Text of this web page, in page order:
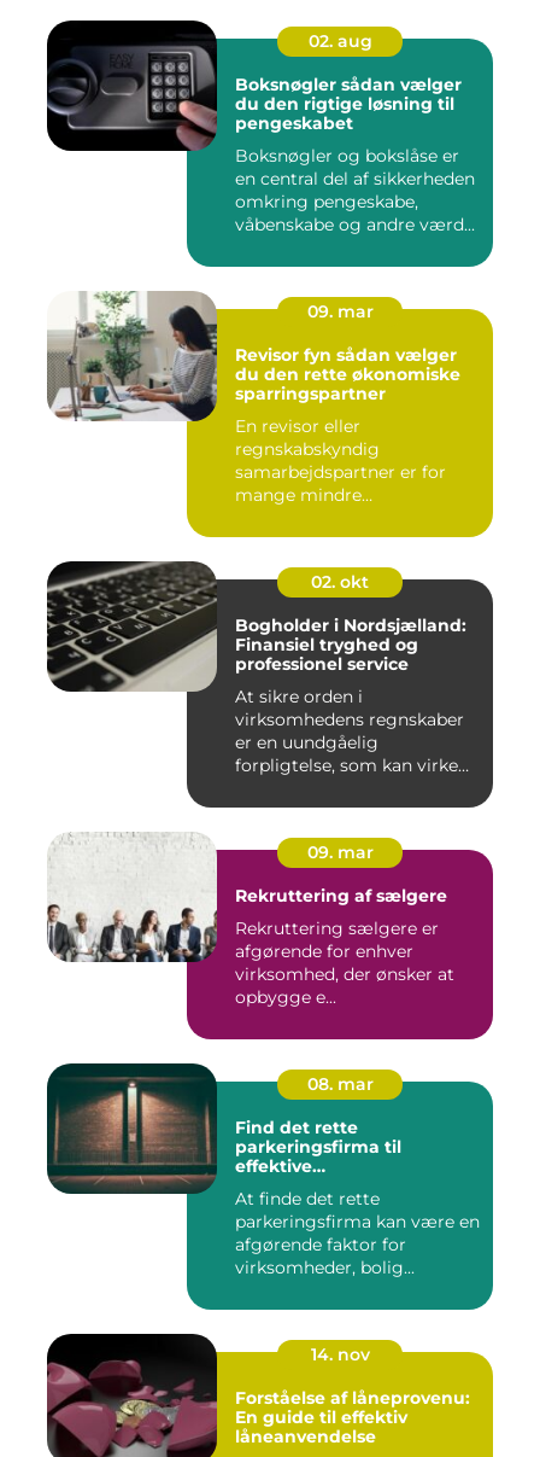
02. aug
Boksnøgler sådan vælger
du den rigtige løsning til
pengeskabet
Boksnøgler og bokslåse er
en central del af sikkerheden
omkring pengeskabe,
våbenskabe og andre værd...
09. mar
Revisor fyn sådan vælger
du den rette økonomiske
sparringspartner
En revisor eller
regnskabskyndig
samarbejdspartner er for
mange mindre
ro...
02. okt
Bogholder i Nordsjælland:
Finansiel tryghed og
professionel service
At sikre orden i
virksomhedens regnskaber
er en uundgåelig
forpligtelse, som kan virke
09. mar
Rekruttering af sælgere
Rekruttering sælgere er
afgørende for enhver
virksomhed, der ønsker at
opbygge e...
08. mar
Find det rette
parkeringsfirma til
effektive
At finde det rette
parkeringsfirma kan være en
afgørende faktor for
virksomheder, bolig...
14. nov
Forståelse af låneprovenu:
En guide til effektiv
låneanvendelse